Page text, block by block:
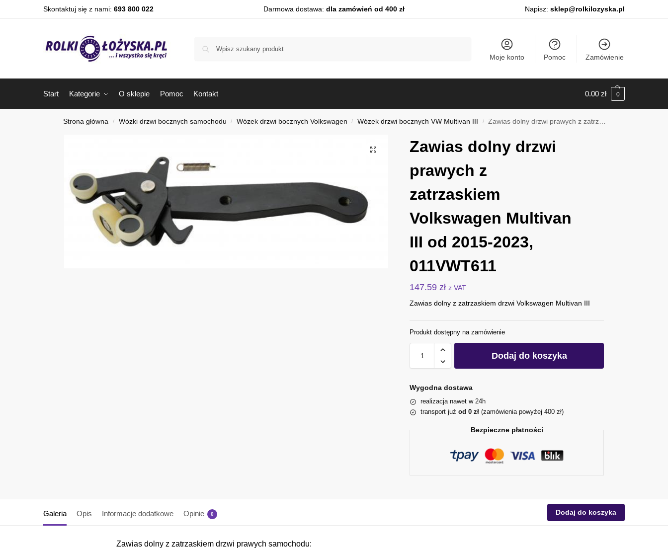
Skontaktuj się z nami: 693 800 022 Darmowa dostawa: dla zamówień od 400 zł Napisz: sklep@rolkilozyska.pl
Moje konto Pomoc Zamówienie
Start Kategorie O sklepie Pomoc Kontakt 0.00 zł 0
Strona główna / Wózki drzwi bocznych samochodu / Wózek drzwi bocznych Volkswagen / Wózek drzwi bocznych VW Multivan III / Zawias dolny drzwi prawych z zatrzaskiem Volkswagen Multivan III od 2015-2023, 011VWT611
Zawias dolny drzwi
prawych z
zatrzaskiem
Volkswagen Multivan
III od 2015-2023,
011VWT611
147.59 zł z VAT
Zawias dolny z zatrzaskiem drzwi Volkswagen Multivan III
Produkt dostępny na zamówienie
Dodaj do koszyka
Wygodna dostawa
realizacja nawet w 24h
transport jużod 0 zł (zamówienia powyżej 400 zł)
Bezpieczne płatności
Galeria Opis Informacje dodatkowe Opinie 0 Dodaj do koszyka
Zawias dolny z zatrzaskiem drzwi prawych samochodu: